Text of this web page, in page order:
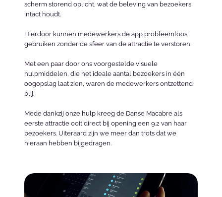
scherm storend oplicht, wat de beleving van bezoekers
intact houdt.
Hierdoor kunnen medewerkers de app probleemloos
gebruiken zonder de sfeer van de attractie te verstoren.
Met een paar door ons voorgestelde visuele
hulpmiddelen, die het ideale aantal bezoekers in één
oogopslag laat zien, waren de medewerkers ontzettend
blij.
Mede dankzij onze hulp kreeg de Danse Macabre als
eerste attractie ooit direct bij opening een 9.2 van haar
bezoekers. Uiteraard zijn we meer dan trots dat we
hieraan hebben bijgedragen.